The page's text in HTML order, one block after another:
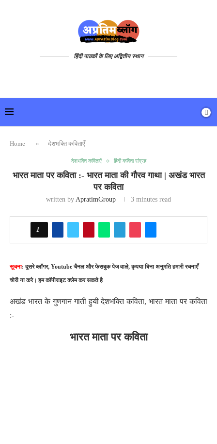
हिंदी पाठकों के लिए अद्वितीय स्थान
Home » देशभक्ति कविताएँ
देशभक्ति कविताएँ हिंदी कविता संग्रह
भारत माता पर कविता :- भारत माता की गौरव गाथा | अखंड भारत
पर कविता
written by ApratimGroup 3 minutes read
1
सूचना: दूसरे ब्लॉगर, Youtube चैनल और फेसबुक पेज वाले, कृपया बिना अनुमति हमारी रचनाएँ
चोरी ना करे। हम कॉपीराइट क्लेम कर सकते है
अखंड भारत के गुणगान गाती हुयी देशभक्ति कविता, भारत माता पर कविता
:-
भारत माता पर कविता